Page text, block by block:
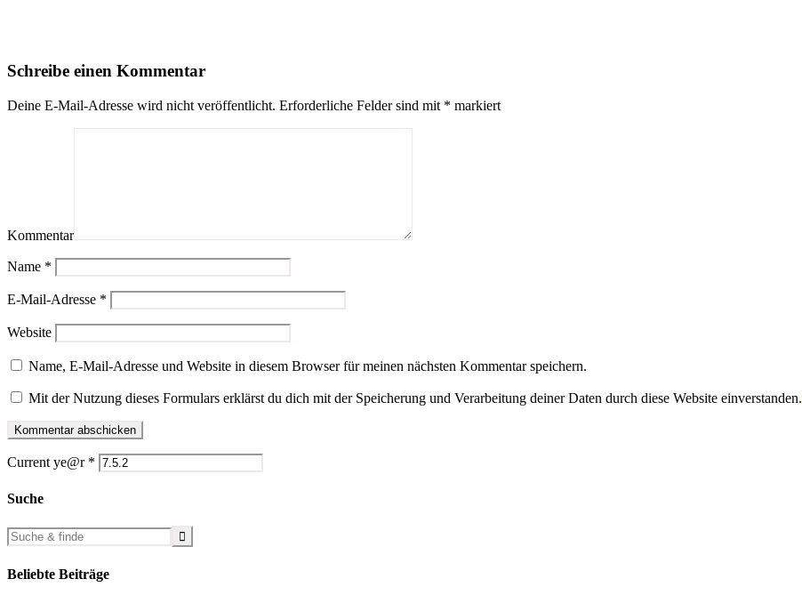
Schreibe einen Kommentar
Deine E-Mail-Adresse wird nicht veröffentlicht. Erforderliche Felder sind mit * markiert
Kommentar
Name *
E-Mail-Adresse *
Website
Name, E-Mail-Adresse und Website in diesem Browser für meinen nächsten Kommentar speichern.
Mit der Nutzung dieses Formulars erklärst du dich mit der Speicherung und Verarbeitung deiner Daten durch diese Website einverstanden.
Current ye@r *
Suche
Beliebte Beiträge